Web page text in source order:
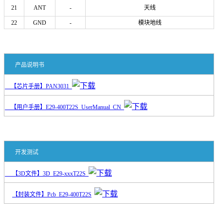
21 ANT - 天线
22 GND - 模块地线
产品说明书
【芯片手册】PAN3031
【用户手册】E29-400T22S_UserManual_CN
开发测试
【3D文件】3D_E29-xxxT22S
【封装文件】Pcb_E29-400T22S